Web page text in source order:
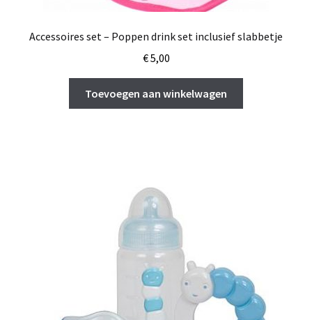
Accessoires set – Poppen drink set inclusief slabbetje
€5,00
Toevoegen aan winkelwagen